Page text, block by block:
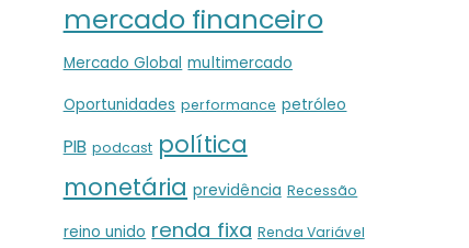
mercado financeiro
Mercado Global multimercado
Oportunidades performance petróleo
PIB podcast política
monetária previdência Recessão
reino unido renda fixa Renda Variável